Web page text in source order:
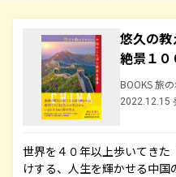
悠久の教
絶景１０
BOOKS 旅
2022.12.15
世界を４０年以上歩いてき
けする、人生を輝かせる中